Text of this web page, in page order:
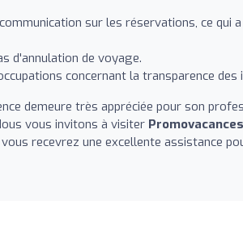
sur les réservations, ce qui a
d'annulation de voyage.
concernant la transparence
demeure très appréciée pour son
vous invitons à visiter
recevrez une excellente assistance